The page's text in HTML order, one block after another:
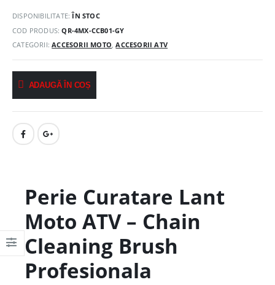
DISPONIBILITATE:ÎN STOC
COD PRODUS:QR-4MX-CCB01-GY
CATEGORII:ACCESORII MOTO,ACCESORII ATV
ADAUGĂ ÎN COȘ
Perie Curatare Lant
Moto ATV – Chain
Cleaning Brush
Profesionala